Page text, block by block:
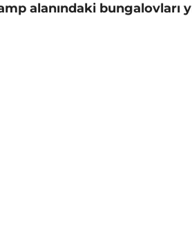
alanındaki bungalovları